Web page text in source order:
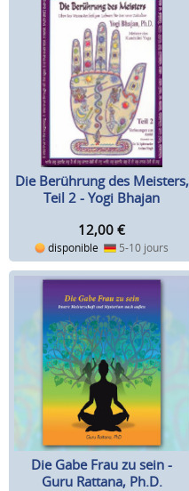
Die Berührung des Meisters,
Teil 2 - Yogi Bhajan
12,00 €
disponible 5-10 jours
Die Gabe Frau zu sein -
Guru Rattana, Ph.D.